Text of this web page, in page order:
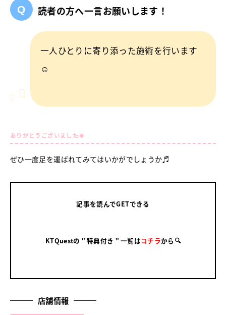
読者の方へ一言お願いします！
一人ひとりに寄り添った施術を行います
☺
ありがとうございました🍀
ぜひ一度足を運ばれてみてはいかがでしょうか♬
記事を読んでGETできる
KTQuestの＂特典付き＂一覧はコチラから🔍
店舗情報